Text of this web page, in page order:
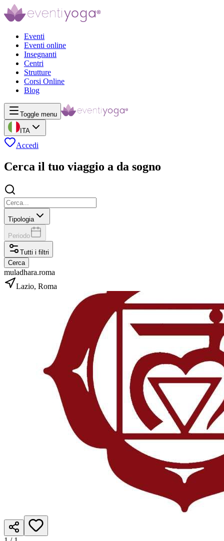
Eventi
Eventi online
Insegnanti
Centri
Strutture
Corsi Online
Blog
Toggle menu
ITA
Accedi
Cerca il tuo viaggio a da sogno
Tipologia
Periodo
Tutti i filtri
Cerca
muladhara.roma
Lazio, Roma